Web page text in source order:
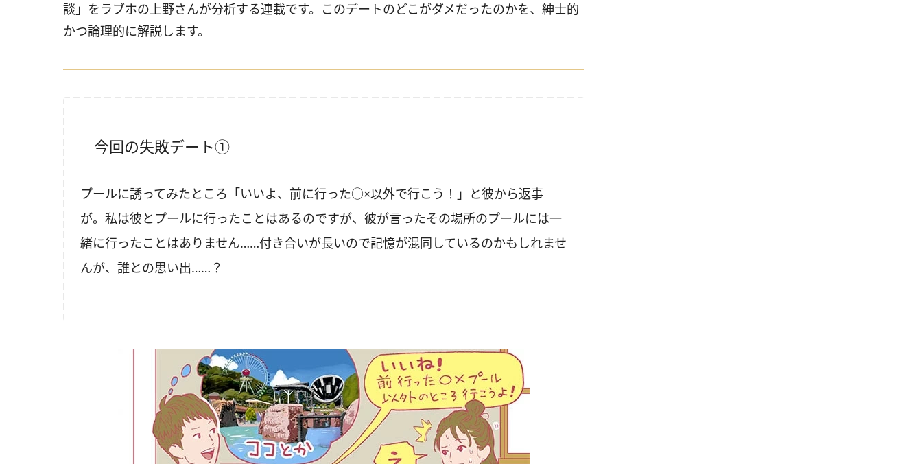
談」をラブホの上野さんが分析する連載です。このデートのどこがダメだったのかを、紳士的
かつ論理的に解説します。
今回の失敗デート①
プールに誘ってみたところ「いいよ、前に行った○×以外で行こう！」と彼から返事
が。私は彼とプールに行ったことはあるのですが、彼が言ったその場所のプールには一
緒に行ったことはありません……付き合いが長いので記憶が混同しているのかもしれませ
んが、誰との思い出……？